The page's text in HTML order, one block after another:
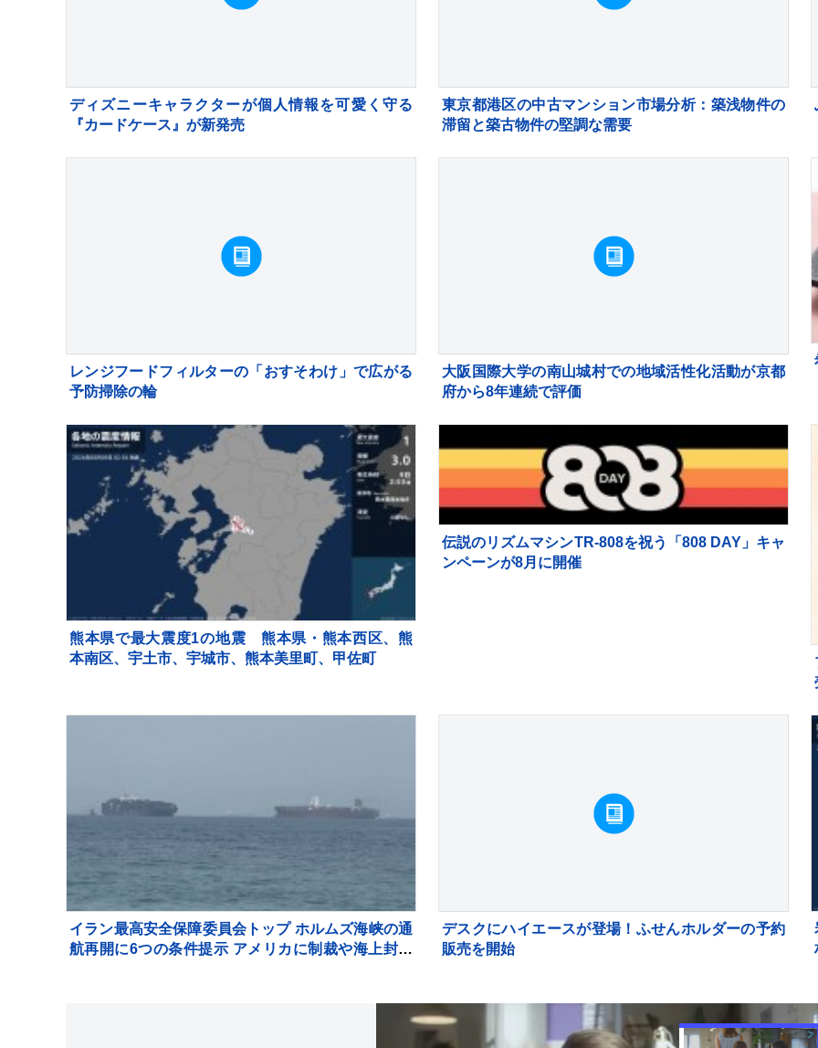
ディズニーキャラクターが個人情報を可愛く守る
『カードケース』が新発売
東京都港区の中古マンション市場分析：築浅物件の
滞留と築古物件の堅調な需要
レンジフードフィルターの「おすそわけ」で広がる
予防掃除の輪
大阪国際大学の南山城村での地域活性化活動が京都
府から8年連続で評価
熊本県で最大震度1の地震 熊本県・熊本西区、熊
本南区、宇土市、宇城市、熊本美里町、甲佐町
伝説のリズムマシンTR-808を祝う「808 DAY」キャ
ンペーンが8月に開催
イラン最高安全保障委員会トップ ホルムズ海峡の通
航再開に6つの条件提示 アメリカに制裁や海上封鎖
デスクにハイエースが登場！ふせんホルダーの予約
販売を開始